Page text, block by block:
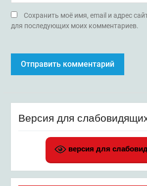
Сохранить моё имя, email и адрес
для последующих моих комментариев.
Версия для
версия для